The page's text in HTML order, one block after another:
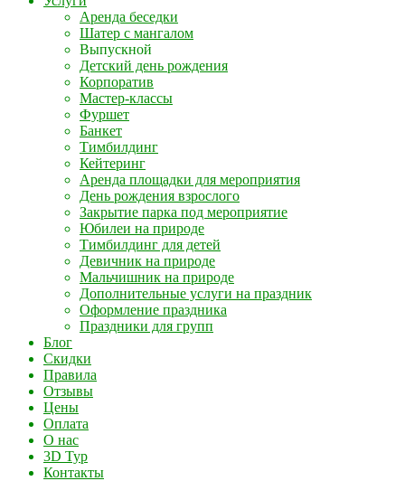
Аренда беседки
Шатер с мангалом
Выпускной
Детский день рождения
Корпоратив
Мастер-классы
Фуршет
Банкет
Тимбилдинг
Кейтеринг
Аренда площадки для мероприятия
День рождения взрослого
Закрытие парка под мероприятие
Юбилеи на природе
Тимбилдинг для детей
Девичник на природе
Мальчишник на природе
Дополнительные услуги на праздник
Оформление праздника
Праздники для групп
Блог
Скидки
Правила
Отзывы
Цены
Оплата
О нас
3D Тур
Контакты